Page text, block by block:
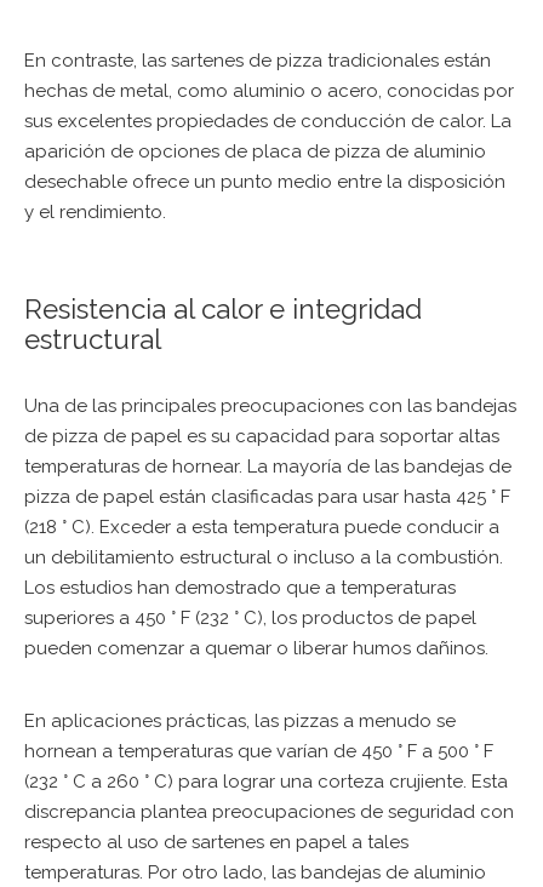
En contraste, las sartenes de pizza tradicionales están
hechas de metal, como aluminio o acero, conocidas por
sus excelentes propiedades de conducción de calor. La
aparición de opciones de placa de pizza de aluminio
desechable ofrece un punto medio entre la disposición
y el rendimiento.
Resistencia al calor e integridad
estructural
Una de las principales preocupaciones con las bandejas
de pizza de papel es su capacidad para soportar altas
temperaturas de hornear. La mayoría de las bandejas de
pizza de papel están clasificadas para usar hasta 425 ° F
(218 ° C). Exceder a esta temperatura puede conducir a
un debilitamiento estructural o incluso a la combustión.
Los estudios han demostrado que a temperaturas
superiores a 450 ° F (232 ° C), los productos de papel
pueden comenzar a quemar o liberar humos dañinos.
En aplicaciones prácticas, las pizzas a menudo se
hornean a temperaturas que varían de 450 ° F a 500 ° F
(232 ° C a 260 ° C) para lograr una corteza crujiente. Esta
discrepancia plantea preocupaciones de seguridad con
respecto al uso de sartenes en papel a tales
temperaturas. Por otro lado, las bandejas de aluminio